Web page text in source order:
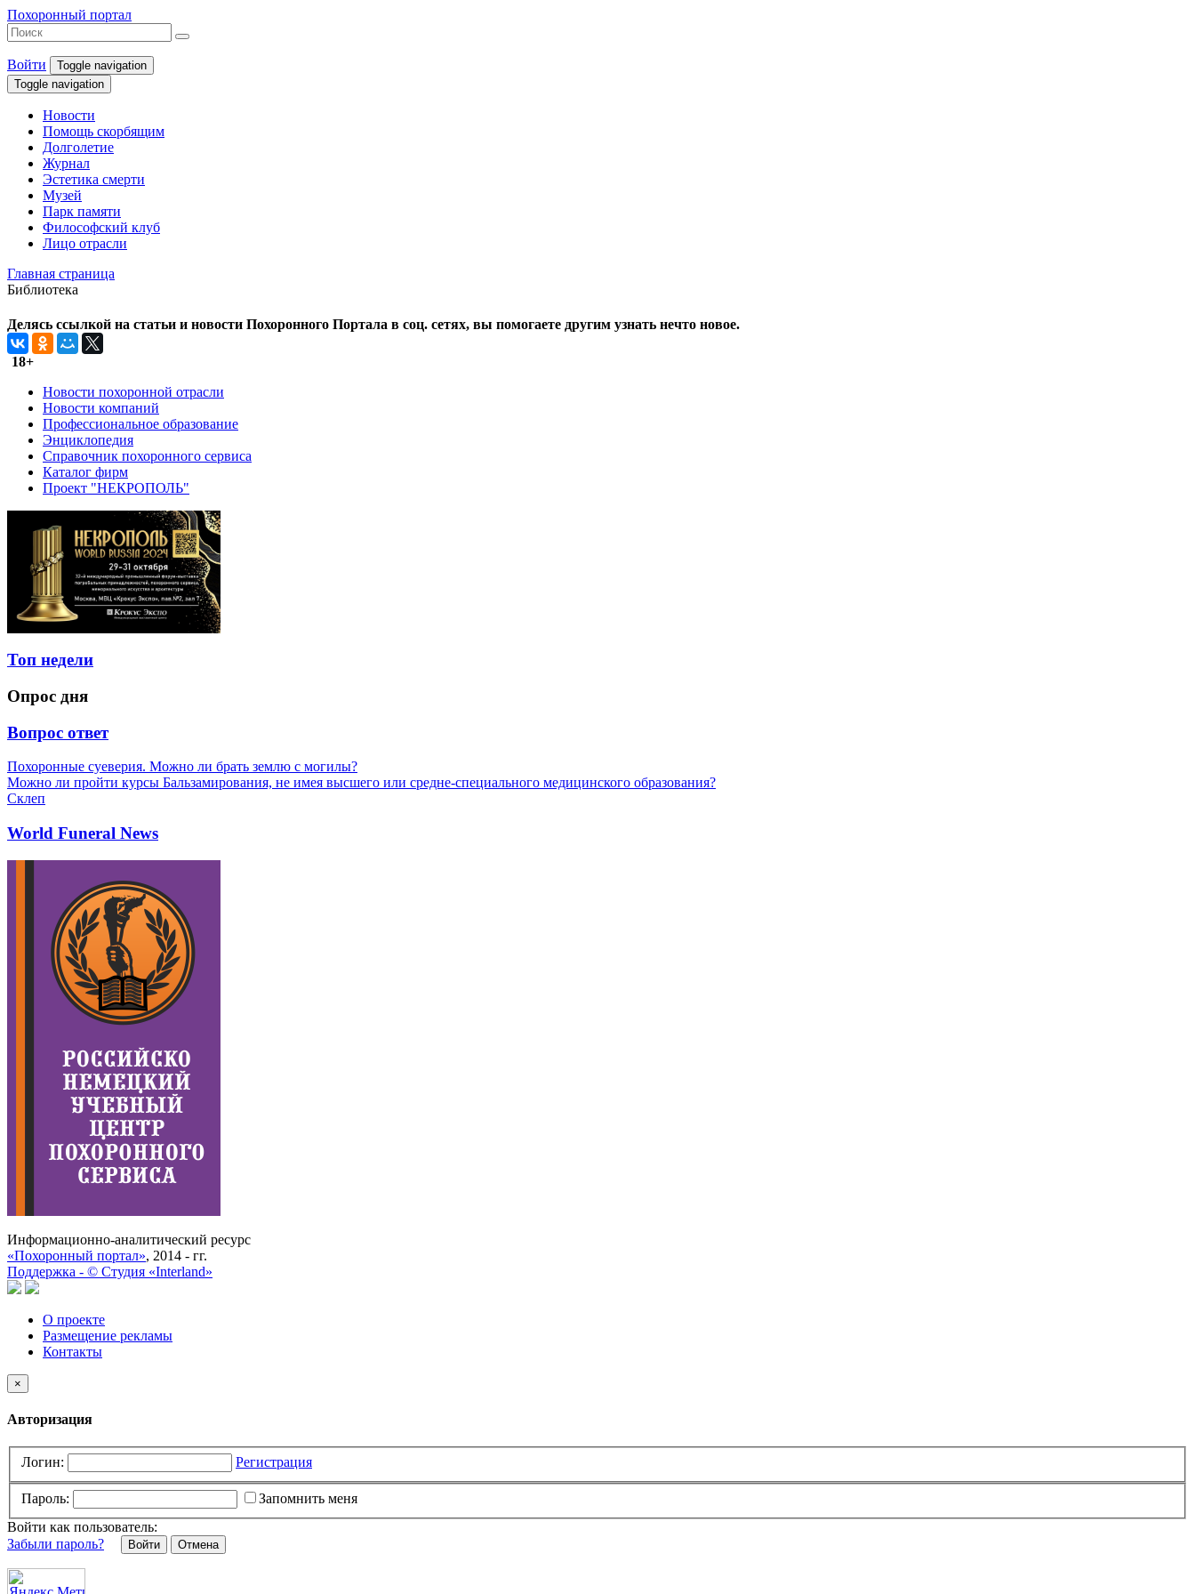
Похоронный портал
Войти
Toggle navigation
Toggle navigation
Новости
Помощь скорбящим
Долголетие
Журнал
Эстетика смерти
Музей
Парк памяти
Философский клуб
Лицо отрасли
Главная страница
Библиотека
Делясь ссылкой на статьи и новости Похоронного Портала в соц. сетях, вы помогаете другим узнать нечто новое.
18+
Новости похоронной отрасли
Новости компаний
Профессиональное образование
Энциклопедия
Справочник похоронного сервиса
Каталог фирм
Проект "НЕКРОПОЛЬ"
Топ недели
Опрос дня
Вопрос ответ
Похоронные суеверия. Можно ли брать землю с могилы?
Можно ли пройти курсы Бальзамирования, не имея высшего или средне-специального медицинского образования?
Склеп
World Funeral News
Информационно-аналитический ресурс
«Похоронный портал», 2014 - гг.
Поддержка - © Cтудия «Interland»
О проекте
Размещение рекламы
Контакты
×
Авторизация
Логин: Регистрация
Пароль:
Запомнить меня
Войти как пользователь:
Забыли пароль?
Отмена